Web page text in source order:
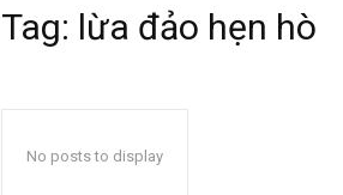
Tag: lừa đảo hẹn hò
No posts to display